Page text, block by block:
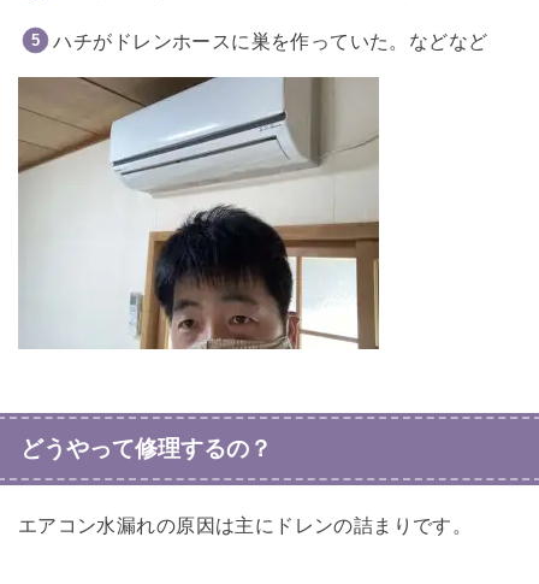
ハチがドレンホースに巣を作っていた。などなど
どうやって修理するの？
エアコン水漏れの原因は主にドレンの詰まりです。